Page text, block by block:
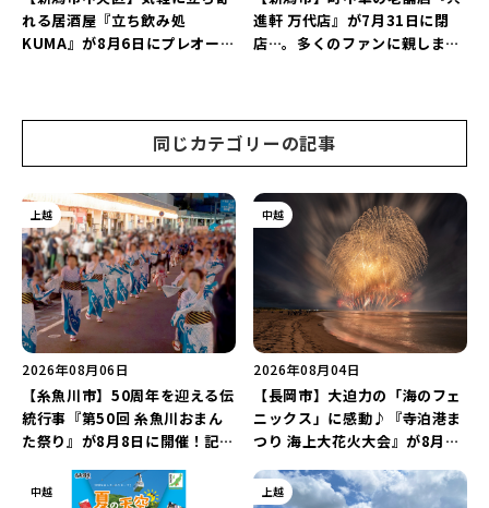
れる居酒屋『立ち飲み処
KUMA』が8月6日にプレオープ
進軒 万代店』が7月31日に閉
店…。多くのファンに親しまれ
同じカテゴリーの記事
上越
2026年08月06日
【糸魚川市】50周年を迎える伝
統行事『第50回 糸魚川おまん
た祭り』が8月8日に開催！記念
を楽しもう♪
中越
2026年08月04日
【長岡市】大迫力の「海のフェ
ニックス」に感動♪『寺泊港ま
つり 海上大花火大会』が8月7
5,000発の花火”を楽しもう♪
中越 上越